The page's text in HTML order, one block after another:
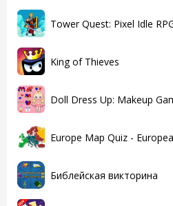
Tower Quest: Pixel Idle
King of Thieves
Doll Dress Up: Makeup
Europe Map Quiz -
Библейская викторина